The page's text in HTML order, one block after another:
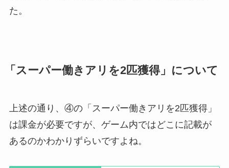
た。
「スーパー働きアリを2匹獲得」について
上述の通り、④の「スーパー働きアリを2匹獲得」
は課金が必要ですが、ゲーム内ではどこに記載が
あるのかわかりずらいですよね。